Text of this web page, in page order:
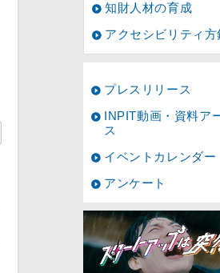
知財人材の育成
アクセシビリティ方
プレスリリース
INPIT動画・資料ア
ス
イベントカレンダー
アンケート